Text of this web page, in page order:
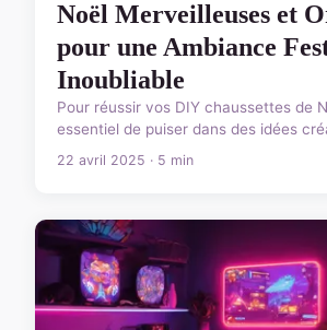
Noël Merveilleuses et
pour une Ambiance
Inoubliable
Pour réussir vos DIY chaussettes de
essentiel de puiser dans des idées
22 avril 2025 · 5 min